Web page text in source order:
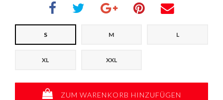
S M L
XL XXL
ZUM WARENKORB HINZUFÜGEN